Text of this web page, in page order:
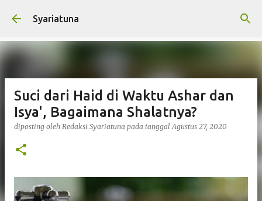
Langsung ke konten utama
Syariatuna
Suci dari Haid di Waktu Ashar dan
Isya', Bagaimana Shalatnya?
diposting oleh Redaksi Syariatuna pada tanggalAgustus 27, 2020